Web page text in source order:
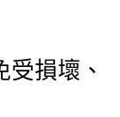
損壞、